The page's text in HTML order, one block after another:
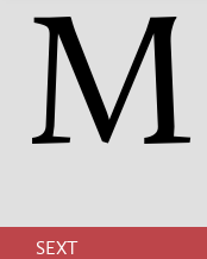
M
SEXT